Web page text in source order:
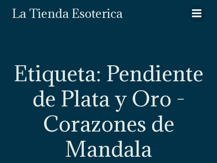
al
La Tienda Esoterica
Etiqueta: Pendiente
de Plata y Oro -
Corazones de
Mandala